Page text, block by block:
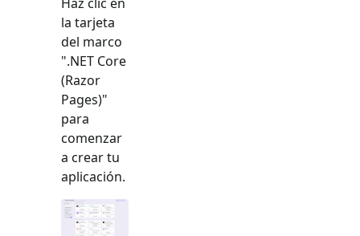
la tarjeta
del marco
".NET Core
(Razor
Pages)"
para
comenzar
a crear tu
aplicación.